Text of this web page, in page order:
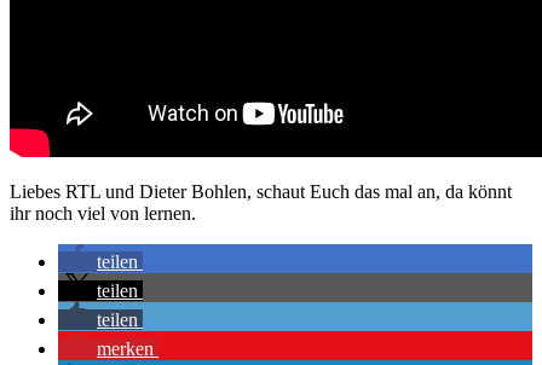
Liebes RTL und Dieter Bohlen, schaut Euch das mal an, da könnt
ihr noch viel von lernen.
teilen
teilen
teilen
merken